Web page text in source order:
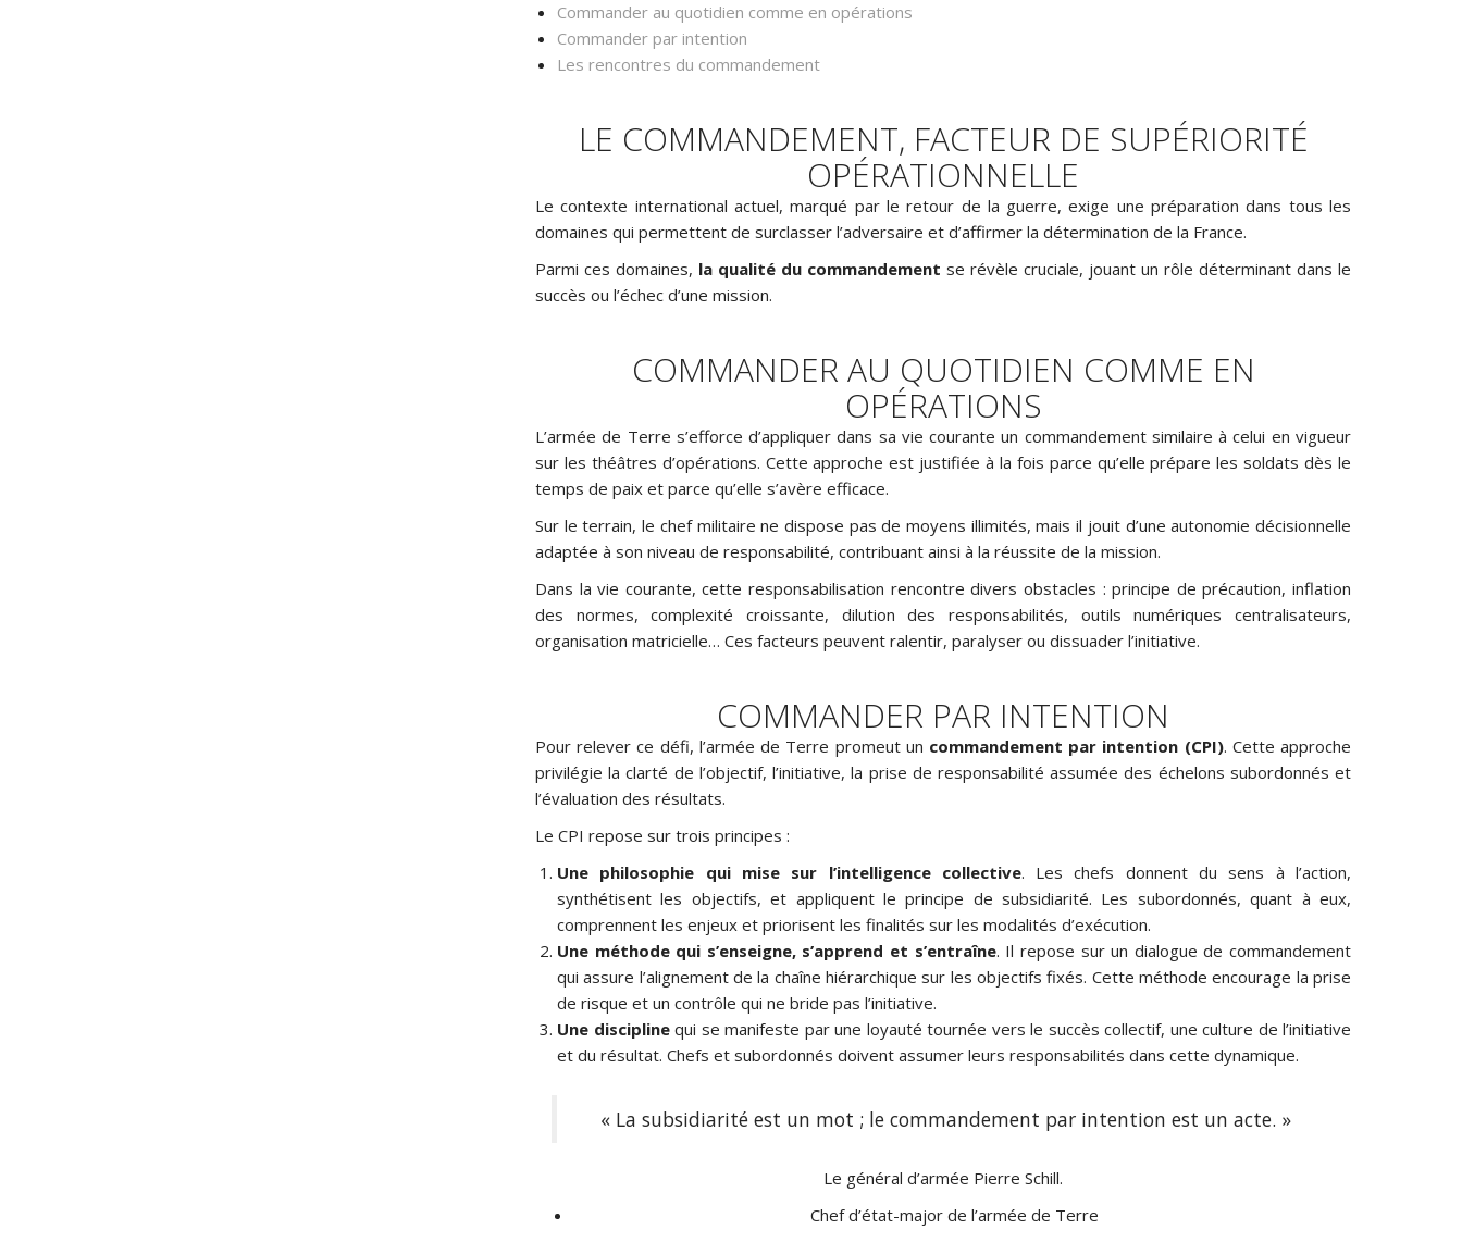
Commander au quotidien comme en opérations
Commander par intention
Les rencontres du commandement
LE COMMANDEMENT, FACTEUR DE SUPÉRIORITÉ
OPÉRATIONNELLE
Le contexte international actuel, marqué par le retour de la guerre, exige une préparation dans tous les
domaines qui permettent de surclasser l’adversaire et d’affirmer la détermination de la France.
Parmi ces domaines, la qualité du commandement se révèle cruciale, jouant un rôle déterminant dans le
succès ou l’échec d’une mission.
COMMANDER AU QUOTIDIEN COMME EN
OPÉRATIONS
L’armée de Terre s’efforce d’appliquer dans sa vie courante un commandement similaire à celui en vigueur
sur les théâtres d’opérations. Cette approche est justifiée à la fois parce qu’elle prépare les soldats dès le
temps de paix et parce qu’elle s’avère efficace.
Sur le terrain, le chef militaire ne dispose pas de moyens illimités, mais il jouit d’une autonomie décisionnelle
adaptée à son niveau de responsabilité, contribuant ainsi à la réussite de la mission.
Dans la vie courante, cette responsabilisation rencontre divers obstacles : principe de précaution, inflation
des normes, complexité croissante, dilution des responsabilités, outils numériques centralisateurs,
organisation matricielle… Ces facteurs peuvent ralentir, paralyser ou dissuader l’initiative.
COMMANDER PAR INTENTION
Pour relever ce défi, l’armée de Terre promeut un commandement par intention (CPI). Cette approche
privilégie la clarté de l’objectif, l’initiative, la prise de responsabilité assumée des échelons subordonnés et
l’évaluation des résultats.
Le CPI repose sur trois principes :
Une philosophie qui mise sur l’intelligence collective. Les chefs donnent du sens à l’action,
synthétisent les objectifs, et appliquent le principe de subsidiarité. Les subordonnés, quant à eux,
comprennent les enjeux et priorisent les finalités sur les modalités d’exécution.
Une méthode qui s’enseigne, s’apprend et s’entraîne. Il repose sur un dialogue de commandement
qui assure l’alignement de la chaîne hiérarchique sur les objectifs fixés. Cette méthode encourage la prise
de risque et un contrôle qui ne bride pas l’initiative.
Une discipline qui se manifeste par une loyauté tournée vers le succès collectif, une culture de l’initiative
et du résultat. Chefs et subordonnés doivent assumer leurs responsabilités dans cette dynamique.
« La subsidiarité est un mot ; le commandement par intention est un acte. »
Le général d’armée Pierre Schill.
Chef d’état-major de l’armée de Terre